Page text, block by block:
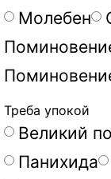
Молебен
Треба упокой
Великий
Панихида